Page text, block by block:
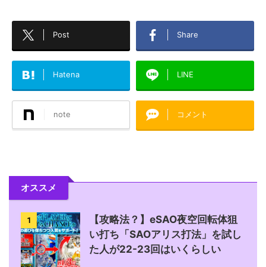
Post Share
Hatena LINE
note コメント
オススメ
1
【攻略法？】eSAO夜空回転体狙
い打ち「SAOアリス打法」を試し
た人が22-23回はいくらしい